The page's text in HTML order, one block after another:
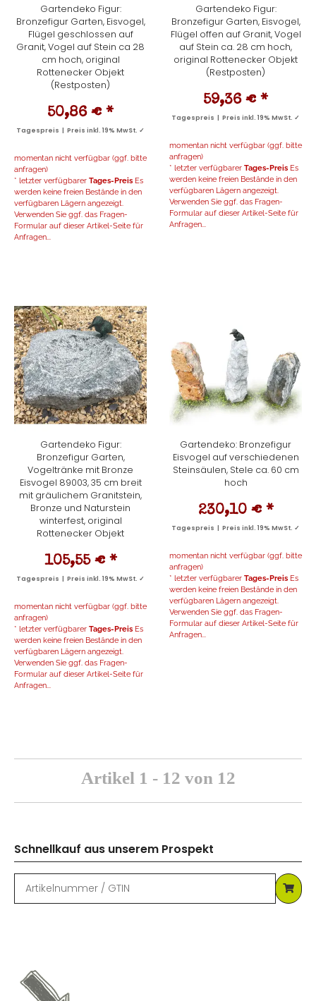
Gartendeko Figur:
Bronzefigur Garten, Eisvogel,
Flügel geschlossen auf
Granit, Vogel auf Stein ca 28
cm hoch, original
Rottenecker Objekt
(Restposten)
50,86 € *
Tagespreis | Preis inkl. 19% MwSt. ✓
momentan nicht verfügbar (ggf. bitte
anfragen)
* letzter verfügbarer Tages-Preis Es
werden keine freien Bestände in den
verfügbaren Lägern angezeigt.
Verwenden Sie ggf. das Fragen-
Formular auf dieser Artikel-Seite für
Anfragen...
Gartendeko Figur:
Bronzefigur Garten, Eisvogel,
Flügel offen auf Granit, Vogel
auf Stein ca. 28 cm hoch,
original Rottenecker Objekt
(Restposten)
59,36 € *
Tagespreis | Preis inkl. 19% MwSt. ✓
momentan nicht verfügbar (ggf. bitte
anfragen)
* letzter verfügbarer Tages-Preis Es
werden keine freien Bestände in den
verfügbaren Lägern angezeigt.
Verwenden Sie ggf. das Fragen-
Formular auf dieser Artikel-Seite für
Anfragen...
Gartendeko Figur:
Bronzefigur Garten,
Vogeltränke mit Bronze
Eisvogel 89003, 35 cm breit
mit gräulichem Granitstein,
Bronze und Naturstein
winterfest, original
Rottenecker Objekt
105,55 € *
Tagespreis | Preis inkl. 19% MwSt. ✓
momentan nicht verfügbar (ggf. bitte
anfragen)
* letzter verfügbarer Tages-Preis Es
werden keine freien Bestände in den
verfügbaren Lägern angezeigt.
Verwenden Sie ggf. das Fragen-
Formular auf dieser Artikel-Seite für
Anfragen...
Gartendeko: Bronzefigur
Eisvogel auf verschiedenen
Steinsäulen, Stele ca. 60 cm
hoch
230,10 € *
Tagespreis | Preis inkl. 19% MwSt. ✓
momentan nicht verfügbar (ggf. bitte
anfragen)
* letzter verfügbarer Tages-Preis Es
werden keine freien Bestände in den
verfügbaren Lägern angezeigt.
Verwenden Sie ggf. das Fragen-
Formular auf dieser Artikel-Seite für
Anfragen...
Artikel 1 - 12 von 12
Schnellkauf aus unserem Prospekt